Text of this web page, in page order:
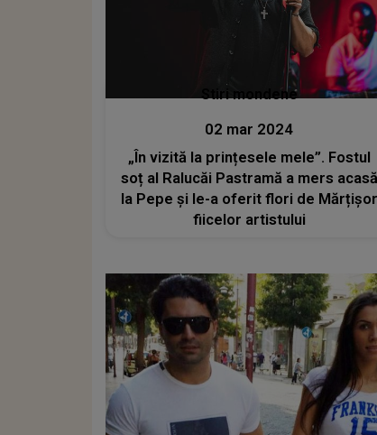
Stiri mondene
02 mar 2024
„În vizită la prințesele mele”. Fostul
soț al Ralucăi Pastramă a mers acasă
la Pepe și le-a oferit flori de Mărțișor
fiicelor artistului